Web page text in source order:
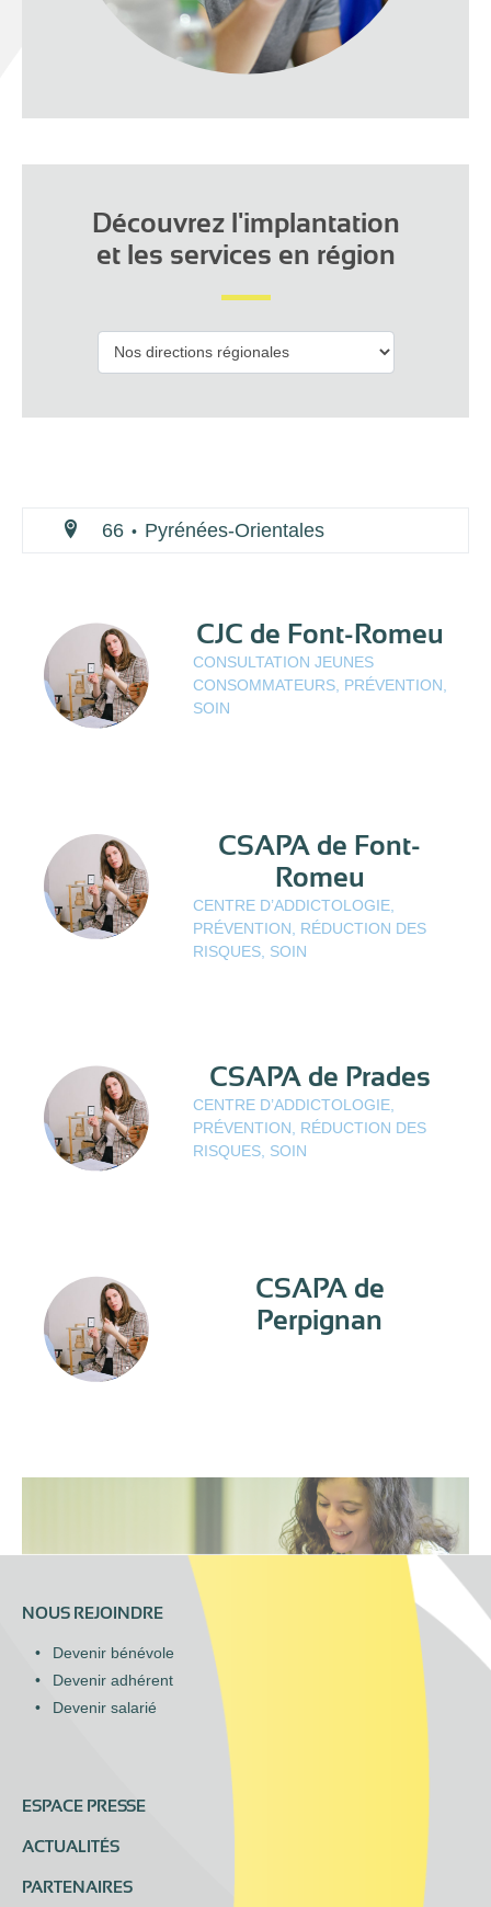
Découvrez l'implantation
et les services en région
66 • Pyrénées-Orientales
CJC de Font-Romeu
CONSULTATION JEUNES
CONSOMMATEURS, PRÉVENTION,
SOIN
CSAPA de Font-
Romeu
CENTRE D’ADDICTOLOGIE,
PRÉVENTION, RÉDUCTION DES
RISQUES, SOIN
CSAPA de Prades
CENTRE D’ADDICTOLOGIE,
PRÉVENTION, RÉDUCTION DES
RISQUES, SOIN
CSAPA de
Perpignan
NOUS REJOINDRE
Devenir bénévole
Devenir adhérent
Devenir salarié
ESPACE PRESSE
ACTUALITÉS
PARTENAIRES